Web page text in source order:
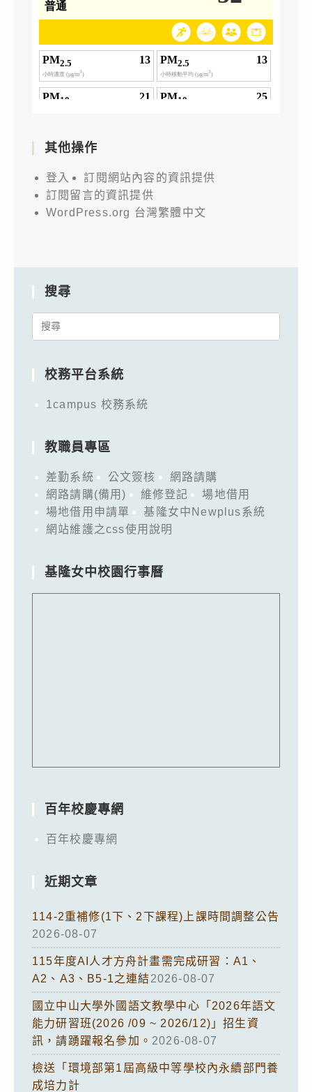
其他操作
登入
訂閱網站內容的資訊提供
訂閱留言的資訊提供
WordPress.org 台灣繁體中文
搜尋
Search
校務平台系統
1campus 校務系統
教職員專區
差勤系統 公文簽核
網路請購
網路請購(備用)
維修登記
場地借用
場地借用申請單
基隆女中Newplus系統
網站維護之css使用說明
基隆女中校園行事曆
百年校慶專網
百年校慶專網
近期文章
114-2重補修(1下、2下課程)上課時間調整公告
2026-08-07
115年度AI人才方舟計畫需完成研習：A1、
A2、A3、B5-1之連結2026-08-07
國立中山大學外國語文教學中心「2026年語文
能力研習班(2026 /09 ~ 2026/12)」招生資
訊，請踴躍報名參加。 2026-08-07
檢送「環境部第1屆高級中等學校內永續部門養
成培力計